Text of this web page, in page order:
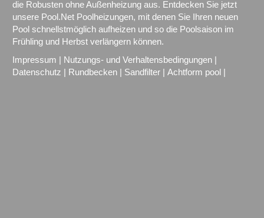
die Robusten ohne Außenheizung aus. Entdecken Sie jetzt
unsere Pool.Net Poolheizungen, mit denen Sie Ihren neuen
Pool schnellstmöglich aufheizen und so die Poolsaison im
Frühling und Herbst verlängern können.
Impressum
Nutzungs- und Verhaltensbedingungen
Datenschutz
Rundbecken Sandfilter Achtform pool